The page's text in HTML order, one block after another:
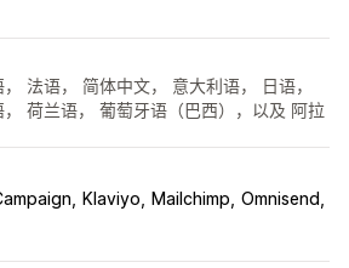
法语， 简体中文， 意大利语， 日语，
荷兰语， 葡萄牙语（巴西），以及 阿拉
Klaviyo Mailchimp Omnisend